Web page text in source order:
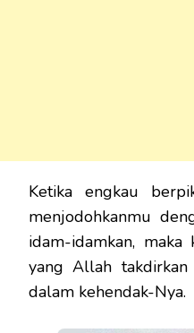
Ketika engkau
menjodohkanmu
idam-idamkan,
yang Allah
dalam kehendak-Nya.